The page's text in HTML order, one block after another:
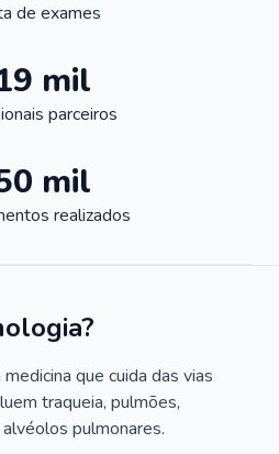
de exames
mil
parceiros
mil
realizados
que cuida das vias
traqueia, pulmões,
pulmonares.